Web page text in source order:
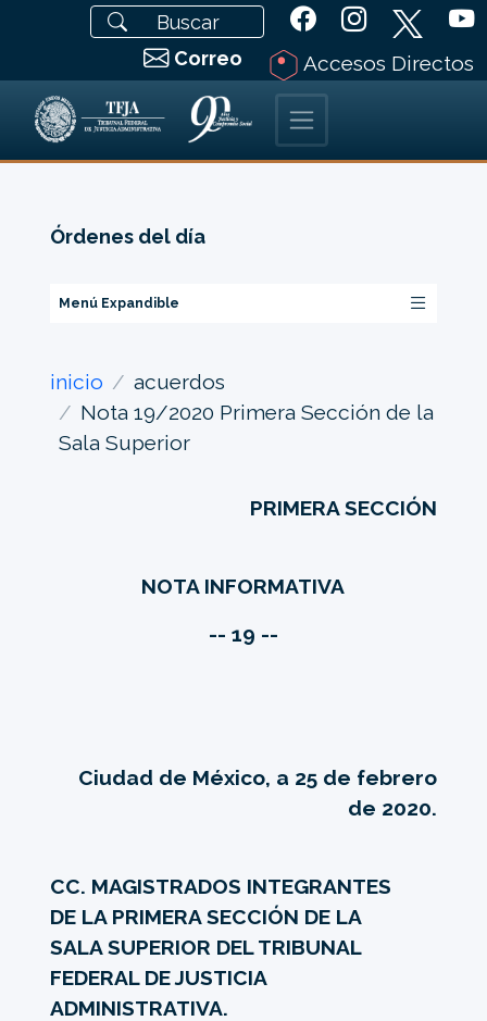
Correo Accesos Directos
Órdenes del día
Menú Expandible
inicio
acuerdos
Nota 19/2020 Primera Sección de la
Sala Superior
PRIMERA SECCIÓN
NOTA INFORMATIVA
-- 19 --
Ciudad de México, a 25 de febrero
de 2020.
CC. MAGISTRADOS INTEGRANTES
DE LA PRIMERA SECCIÓN DE LA
SALA SUPERIOR DEL TRIBUNAL
FEDERAL DE JUSTICIA
ADMINISTRATIVA.